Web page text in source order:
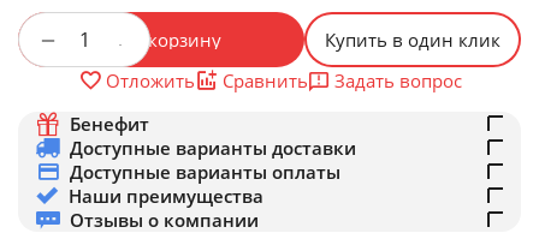
+
− В корзину
Купить в один клик
Отложить
Сравнить
Задать вопрос
Бенефит
Доступные варианты доставки
Доступные варианты оплаты
Наши преимущества
Отзывы о компании